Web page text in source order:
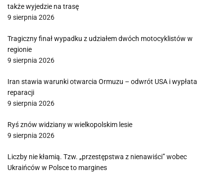
także wyjedzie na trasę
9 sierpnia 2026
Tragiczny finał wypadku z udziałem dwóch motocyklistów w
regionie
9 sierpnia 2026
Iran stawia warunki otwarcia Ormuzu – odwrót USA i wypłata
reparacji
9 sierpnia 2026
Ryś znów widziany w wielkopolskim lesie
9 sierpnia 2026
Liczby nie kłamią. Tzw. „przestępstwa z nienawiści” wobec
Ukraińców w Polsce to margines